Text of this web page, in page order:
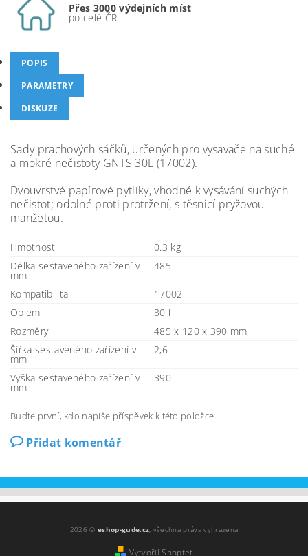
Přes 3000 výdejních míst
po celé ČR
POPIS
PARAMETRY
DISKUZE
Sady prachových sáčků, určených pro vysavače na suché
a mokré nečistoty GNTS 30L (17002).
Dvouvrstvé papírové pytlíky, vhodné k vysávání suchých
nečistot; odolné proti protržení, s těsnicí pryžovou
manžetou.
Hmotnost
0.3 kg
Délka sestaveného zařízení v
mm
485
Kompatibilita
17002
Objem
30 l
Rozměry
485 x 120 x 390 mm
Šířka sestaveného zařízení v
mm
2,6
Výška sestaveného zařízení v
mm
390
Buďte první, kdo napíše příspěvek k této položce.
Přidat komentář
2026 ©eshop-gude.cz, všechna práva vyhrazena
Vytvořil Shoptet